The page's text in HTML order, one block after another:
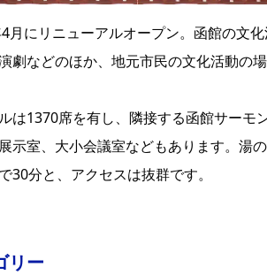
月にリニューアルオープン。函館の文
劇などのほか、地元市民の文化活動の
は1370席を有し、隣接する函館サーモ
示室、大小会議室などもあります。湯
30分と、アクセスは抜群です。
リー